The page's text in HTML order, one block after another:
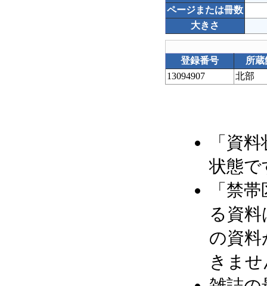
ページまたは冊数
大きさ
登録番号
所蔵
13094907
北部
「資
状態で
「禁
る資
の資料
きま